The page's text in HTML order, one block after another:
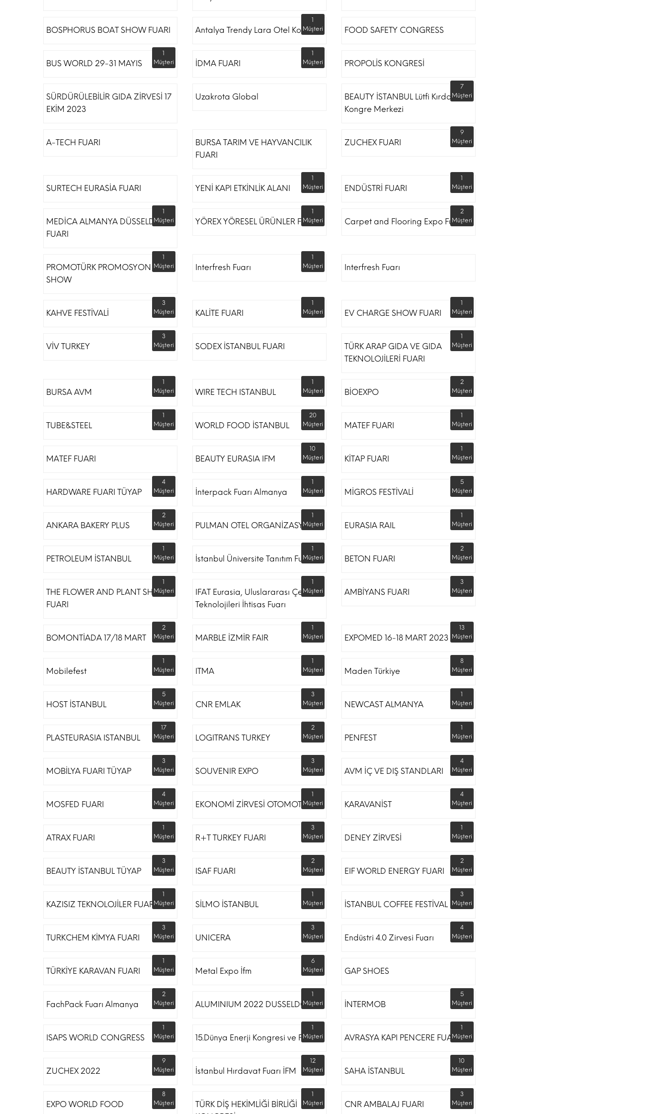
BOSPHORUS BOAT SHOW FUARI Antalya Trendy Lara Otel Kongre
1
Müşteri
FOOD SAFETY CONGRESS
BUS WORLD 29-31 MAYIS
1
Müşteri
İDMA FUARI
1
Müşteri
PROPOLİS KONGRESİ
SÜRDÜRÜLEBİLİR GIDA ZİRVESİ 17
EKİM 2023
Uzakrota Global
BEAUTY İSTANBUL Lütfi Kırdar
Kongre Merkezi
7
Müşteri
A-TECH FUARI
BURSA TARIM VE HAYVANCILIK
FUARI
ZUCHEX FUARI
9
Müşteri
SURTECH EURASİA FUARI YENİ KAPI ETKİNLİK ALANI
1
Müşteri
ENDÜSTRİ FUARI
1
Müşteri
MEDİCA ALMANYA DÜSSELDORF
FUARI
1
Müşteri
YÖREX YÖRESEL ÜRÜNLER FUARI
1
Müşteri
Carpet and Flooring Expo Fuarı
2
Müşteri
PROMOTÜRK PROMOSYON
SHOW
1
Müşteri
Interfresh Fuarı
1
Müşteri
Interfresh Fuarı
KAHVE FESTİVALİ
3
Müşteri
KALİTE FUARI
1
Müşteri
EV CHARGE SHOW FUARI
1
Müşteri
VİV TURKEY
3
Müşteri
SODEX İSTANBUL FUARI
TÜRK ARAP GIDA VE GIDA
TEKNOLOJİLERİ FUARI
1
Müşteri
BURSA AVM
1
Müşteri
WIRE TECH ISTANBUL
1
Müşteri
BİOEXPO
2
Müşteri
TUBE&STEEL
1
Müşteri
WORLD FOOD İSTANBUL
20
Müşteri
MATEF FUARI
1
Müşteri
MATEF FUARI BEAUTY EURASIA IFM
10
Müşteri
KİTAP FUARI
1
Müşteri
HARDWARE FUARI TÜYAP
4
Müşteri
İnterpack Fuarı Almanya
1
Müşteri
MİGROS FESTİVALİ
5
Müşteri
ANKARA BAKERY PLUS
2
Müşteri
PULMAN OTEL ORGANİZASYON
1
Müşteri
EURASIA RAIL
1
Müşteri
PETROLEUM İSTANBUL
1
Müşteri
İstanbul Üniversite Tanıtım Fuarı
1
Müşteri
BETON FUARI
2
Müşteri
THE FLOWER AND PLANT SHOW
FUARI
1
Müşteri
IFAT Eurasia, Uluslararası Çevre
Teknolojileri İhtisas Fuarı
1
Müşteri
AMBİYANS FUARI
3
Müşteri
BOMONTİADA 17/18 MART
2
Müşteri
MARBLE İZMİR FAIR
1
Müşteri
EXPOMED 16-18 MART 2023
13
Müşteri
Mobilefest
1
Müşteri
ITMA
1
Müşteri
Maden Türkiye
8
Müşteri
HOST İSTANBUL
5
Müşteri
CNR EMLAK
3
Müşteri
NEWCAST ALMANYA
1
Müşteri
PLASTEURASIA ISTANBUL
17
Müşteri
LOGITRANS TURKEY
2
Müşteri
PENFEST
1
Müşteri
MOBİLYA FUARI TÜYAP
3
Müşteri
SOUVENIR EXPO
3
Müşteri
AVM İÇ VE DIŞ STANDLARI
4
Müşteri
MOSFED FUARI
4
Müşteri
EKONOMİ ZİRVESİ OTOMOTİV
1
Müşteri
KARAVANİST
4
Müşteri
ATRAX FUARI
1
Müşteri
R+T TURKEY FUARI
3
Müşteri
DENEY ZİRVESİ
1
Müşteri
BEAUTY İSTANBUL TÜYAP
3
Müşteri
ISAF FUARI
2
Müşteri
EIF WORLD ENERGY FUARI
2
Müşteri
KAZISIZ TEKNOLOJİLER FUARI
1
Müşteri
SİLMO İSTANBUL
1
Müşteri
İSTANBUL COFFEE FESTİVAL
3
Müşteri
TURKCHEM KİMYA FUARI
3
Müşteri
UNICERA
3
Müşteri
Endüstri 4.0 Zirvesi Fuarı
4
Müşteri
TÜRKİYE KARAVAN FUARI
1
Müşteri
Metal Expo İfm
6
Müşteri
GAP SHOES
FachPack Fuarı Almanya
2
Müşteri
ALUMINIUM 2022 DUSSELDORF
1
Müşteri
İNTERMOB
5
Müşteri
ISAPS WORLD CONGRESS
1
Müşteri
15.Dünya Enerji Kongresi ve Fuarı
1
Müşteri
AVRASYA KAPI PENCERE FUARI
1
Müşteri
ZUCHEX 2022
9
Müşteri
İstanbul Hırdavat Fuarı İFM
12
Müşteri
SAHA İSTANBUL
10
Müşteri
EXPO WORLD FOOD
8
Müşteri
TÜRK DİŞ HEKİMLİĞİ BİRLİĞİ
1
Müşteri
CNR AMBALAJ FUARI
3
Müşteri